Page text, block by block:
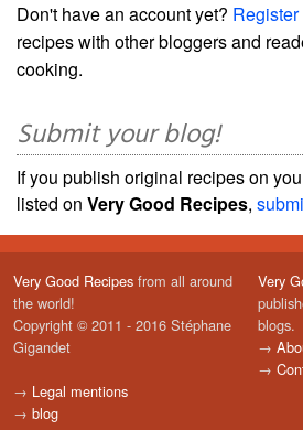
Don't have an account yet? Register
recipes with other bloggers and
cooking.
Submit your blog!
If you publish original recipes on
listed on Very Good Recipes,
Very Good Recipes from all around
the world!
Copyright © 2011 - 2016 Stéphane
Gigandet
→ Legal mentions
→ blog
Very
blogs.
→
→